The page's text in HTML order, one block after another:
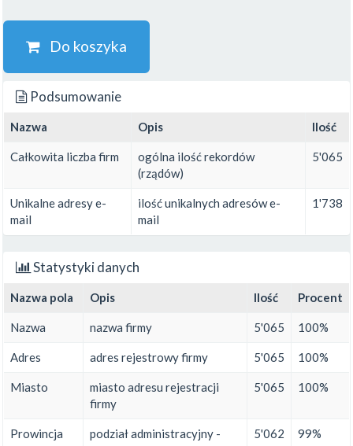
Do koszyka
Podsumowanie
Nazwa Opis Ilość
Całkowita liczba firm
ogólna ilość rekordów
(rządów)
5'065
Unikalne adresy e-
mail
ilość unikalnych adresów e-
mail
1'738
Statystyki danych
Nazwa pola Opis Ilość Procent
Nazwa nazwa firmy 5'065 100%
Adres adres rejestrowy firmy 5'065 100%
Miasto
miasto adresu rejestracji
firmy
5'065 100%
Prowincja
podział administracyjny -
5'062 99%